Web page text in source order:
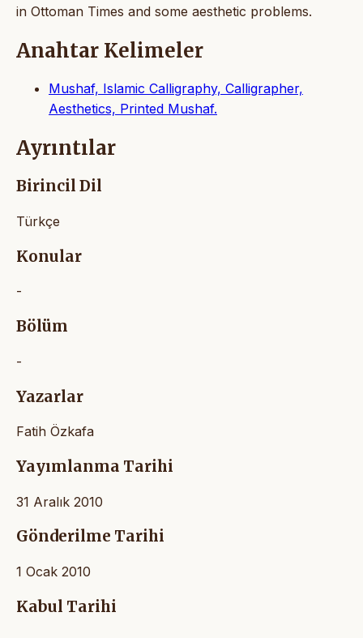
in Ottoman Times and some aesthetic problems.
Anahtar Kelimeler
Mushaf, Islamic Calligraphy, Calligrapher,
Aesthetics, Printed Mushaf.
Ayrıntılar
Birincil Dil
Türkçe
Konular
-
Bölüm
-
Yazarlar
Fatih Özkafa
Yayımlanma Tarihi
31 Aralık 2010
Gönderilme Tarihi
1 Ocak 2010
Kabul Tarihi